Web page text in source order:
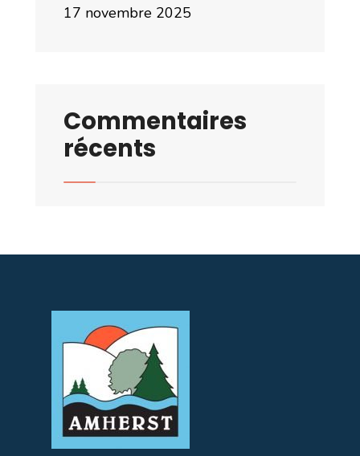
17 novembre 2025
Commentaires
récents